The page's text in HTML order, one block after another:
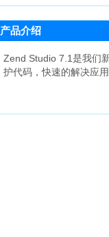
产品介绍
Zend Studio 7.1是我们
护代码，快速的解决应